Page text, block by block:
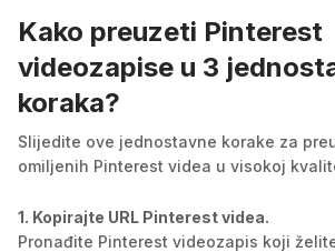
Kako preuzeti Pinterest
videozapise u 3
koraka?
Slijedite ove jednostavne korake za
omiljenih Pinterest videa u visokoj
1. Kopirajte URL Pinterest videa.
Pronađite Pinterest videozapis koji